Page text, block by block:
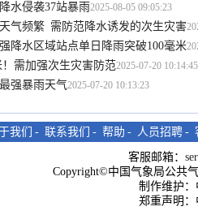
水侵袭37站暴雨2025-08-05 09:05:23
气频繁 需防范降水诱发的次生灾害
降水区域站点单日降雨突破100毫米
需加强次生灾害防范2025-07-20 10:14:45
强暴雨天气2025-07-20 10:13:23
我们 - 联系我们 - 帮助 - 人员招聘 -
客服邮箱：
Copyright©中国气象局公共
制作维护
郑重声明